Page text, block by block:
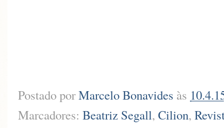
Postado porMarcelo Bonavides às
Marcadores: Beatriz Segall, Cilion,